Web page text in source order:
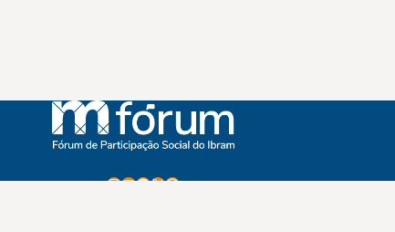
Instagram
Youtube
Facebook
X WhatsApp